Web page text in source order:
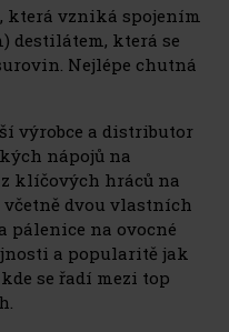
vzniká spojením
destilátem, která se
Nejlépe chutná
výrobce a distributor
nápojů na
klíčových hráců na
dvou vlastních
na ovocné
a popularitě jak
se řadí mezi top